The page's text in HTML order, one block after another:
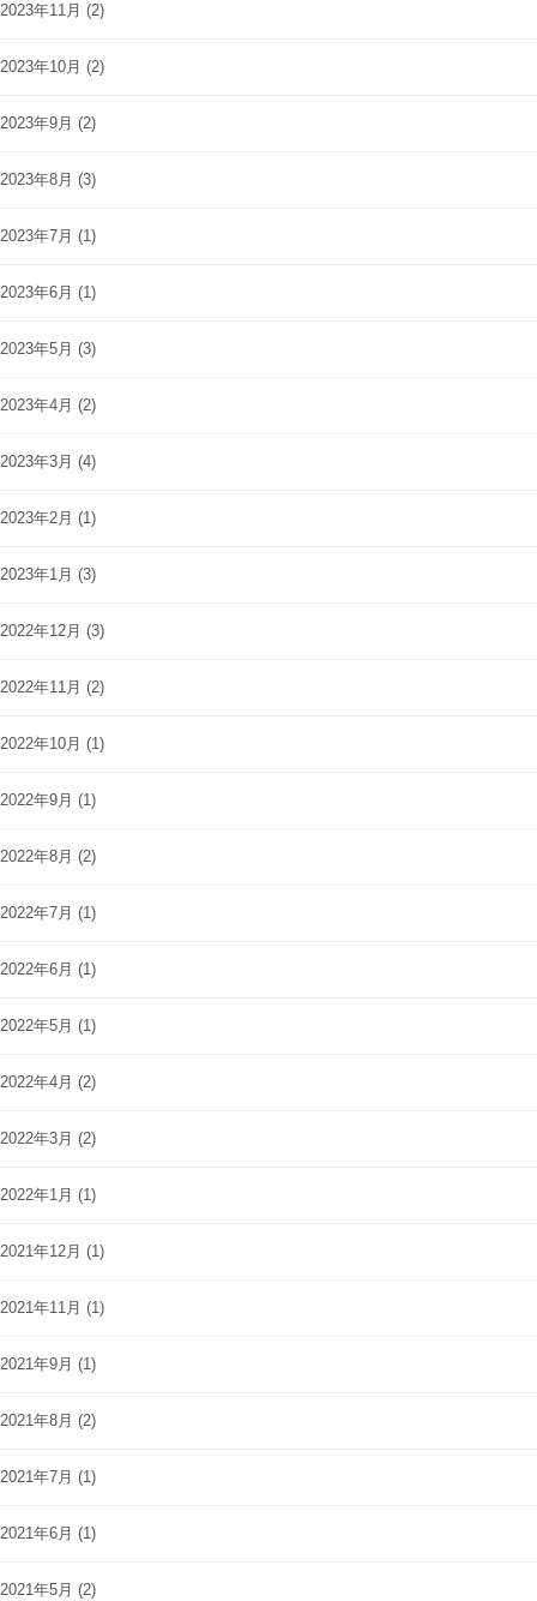
2023年11月 (2)
2023年10月 (2)
2023年9月 (2)
2023年8月 (3)
2023年7月 (1)
2023年6月 (1)
2023年5月 (3)
2023年4月 (2)
2023年3月 (4)
2023年2月 (1)
2023年1月 (3)
2022年12月 (3)
2022年11月 (2)
2022年10月 (1)
2022年9月 (1)
2022年8月 (2)
2022年7月 (1)
2022年6月 (1)
2022年5月 (1)
2022年4月 (2)
2022年3月 (2)
2022年1月 (1)
2021年12月 (1)
2021年11月 (1)
2021年9月 (1)
2021年8月 (2)
2021年7月 (1)
2021年6月 (1)
2021年5月 (2)